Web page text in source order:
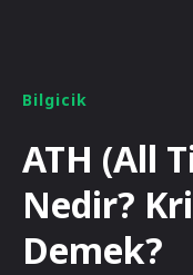
Bilgicik
ATH (All
Nedir?
Demek?